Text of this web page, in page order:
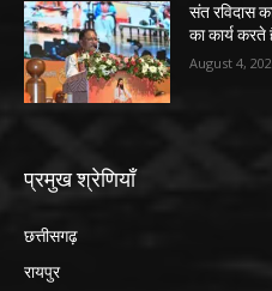
संत रविदास
का कार्य
August 4,
प्रमुख श्रेणियाँ
छत्तीसगढ़
रायपुर